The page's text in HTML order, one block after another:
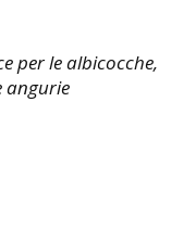
per le albicocche,
angurie